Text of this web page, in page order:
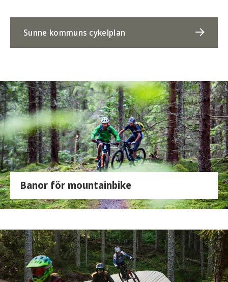
Sunne kommuns cykelplan
Banor för mountainbike